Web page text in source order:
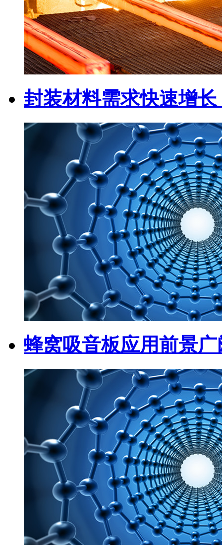
封装材料需求快速增
蜂窝吸音板应用前景